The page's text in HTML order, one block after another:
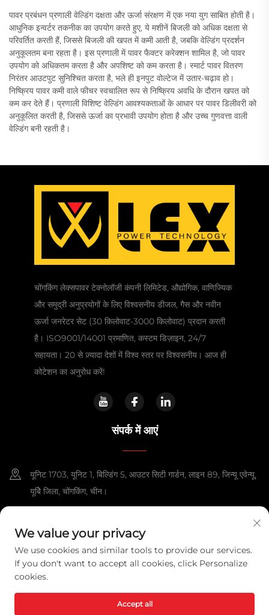
पावर प्रबंधन प्रणाली वेल्डिंग दक्षता और ऊर्जा संरक्षण में एक नया युग साबित होती है।
आधुनिक इन्वर्टर तकनीक का उपयोग करते हुए, ये मशीनें बिजली को अधिक दक्षता से
परिवर्तित करती हैं, जिससे बिजली की खपत में कमी आती है, जबकि वेल्डिंग प्रदर्शन
अनुकूलतम बना रहता है। इस प्रणाली में पावर फैक्टर करेक्शन शामिल है, जो पावर
उपयोग को अधिकतम करता है और अपशिष्ट को कम करता है। स्मार्ट पावर वितरण
निरंतर आउटपुट सुनिश्चित करता है, भले ही इनपुट वोल्टेज में उतार-चढ़ाव हो।
निष्क्रिय पावर कमी वाले फीचर स्वचालित रूप से निष्क्रिय अवधि के दौरान खपत को
कम कर देते हैं। प्रणाली विशिष्ट वेल्डिंग आवश्यकताओं के आधार पर पावर डिलीवरी को
अनुकूलित करती है, जिससे ऊर्जा का प्रभावी उपयोग होता है और उच्च गुणवत्ता वाली
वेल्डिंग बनी रहती है।
चोंगकिंग लेक्सपावर टेक्नोलॉजी कंपनी लिमिटेड, औद्योगिक, वाणिज्यिक
और समुद्री अनुप्रयोगों के लिए विश्वसनीय डीजल, गैस और नवीन
ऊर्जा जनरेटर सेट (30 किलोवाट-3000 किलोवाट) प्रदान करती
है। ISO9001/14001 प्रमाणित, कस्टम डिज़ाइन, 24/7
सहायता। 20 से ज़्यादा देशों में विश्व स्तर पर विश्वसनीय। आज ही
कोटेशन का अनुरोध करें!
संपर्क में आएं
यूनिट 1703, यूनिट 1, बिल्डिंग 5, आउटर सिटी गार्डन, लाइन 89, जिन्यू एवेन्यू,
यूबेि जिला, चोंगकिंग, चीन।
[email protected]
गोपनीयता नीति
We value your privacy
We use cookies and similar tools to provide our services.
If you don't want to accept all cookies, click Personalize
cookies.
Accept all